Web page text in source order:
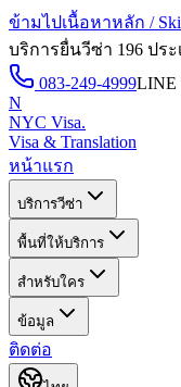
ข้ามไปเนื้อหาหลัก /
บริการยื่นวีซ่า 196 ประ
083-249-4999LINE
N
NYC Visa.
Visa & Translation
หน้าแรก
บริการวีซ่า
พื้นที่ให้บริการ
สำหรับใคร
ข้อมูล
ติดต่อ